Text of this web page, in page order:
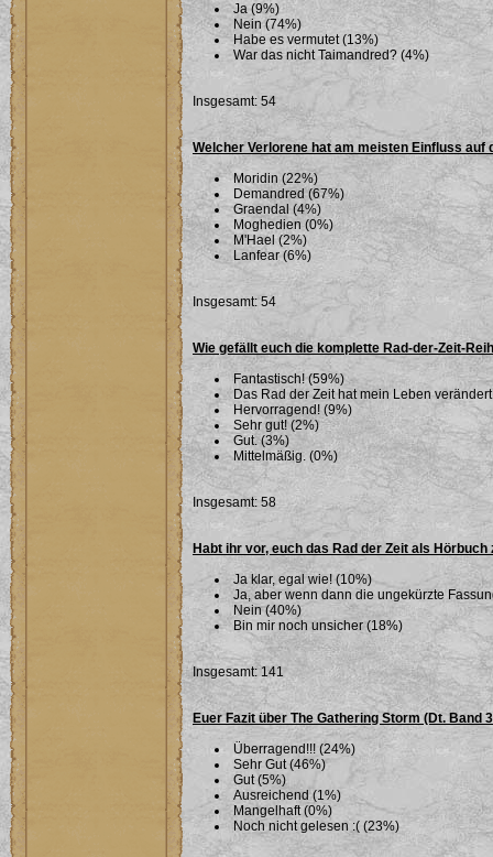
Ja (9%)
Nein (74%)
Habe es vermutet (13%)
War das nicht Taimandred? (4%)
Insgesamt: 54
Welcher Verlorene hat am meisten Einfluss auf
Moridin (22%)
Demandred (67%)
Graendal (4%)
Moghedien (0%)
M'Hael (2%)
Lanfear (6%)
Insgesamt: 54
Wie gefällt euch die komplette Rad-der-Zeit-
Fantastisch! (59%)
Das Rad der Zeit hat mein Leben
Hervorragend! (9%)
Sehr gut! (2%)
Gut. (3%)
Mittelmäßig. (0%)
Insgesamt: 58
Habt ihr vor, euch das Rad der Zeit als Hörbuch
Ja klar, egal wie! (10%)
Ja, aber wenn dann die ungekürzte
Nein (40%)
Bin mir noch unsicher (18%)
Insgesamt: 141
Euer Fazit über The Gathering Storm (Dt. Band
Überragend!!! (24%)
Sehr Gut (46%)
Gut (5%)
Ausreichend (1%)
Mangelhaft (0%)
Noch nicht gelesen :( (23%)